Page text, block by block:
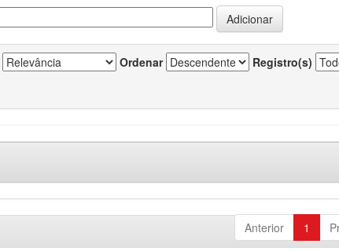
Ordenar Registro(s)
Anterior 1